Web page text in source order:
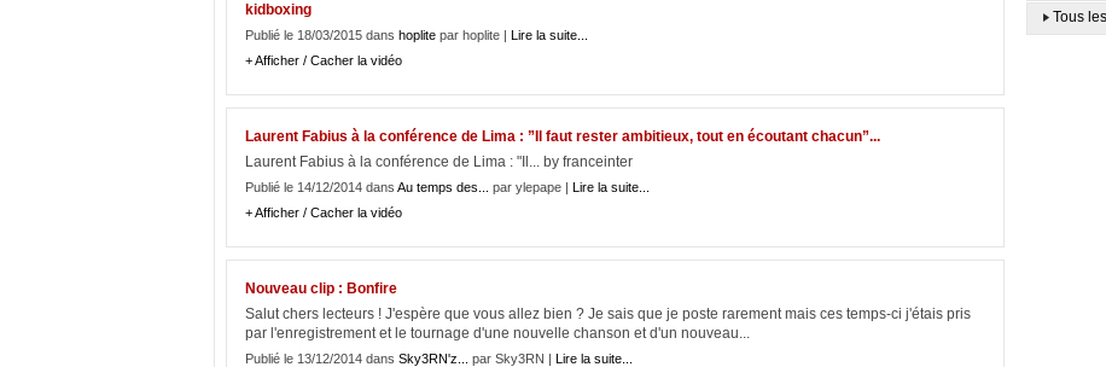
kidboxing
Publié le 18/03/2015 dans hoplite par hoplite | Lire la suite...
+ Afficher / Cacher la vidéo
Laurent Fabius à la conférence de Lima : ”Il faut rester ambitieux, tout en écoutant chacun”...
Laurent Fabius à la conférence de Lima : "Il... by franceinter
Publié le 14/12/2014 dans Au temps des... par ylepape | Lire la suite...
+ Afficher / Cacher la vidéo
Nouveau clip : Bonfire
Salut chers lecteurs ! J'espère que vous allez bien ? Je sais que je poste rarement mais ces temps-ci j'étais pris
par l'enregistrement et le tournage d'une nouvelle chanson et d'un nouveau...
Publié le 13/12/2014 dans Sky3RN'z... par Sky3RN | Lire la suite...
Tous